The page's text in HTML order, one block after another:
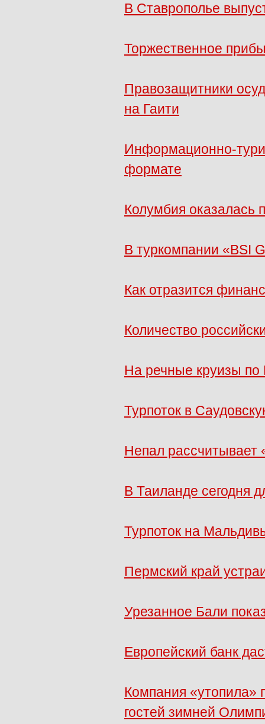
В Ставрополье
Торжественное
Правозащитники
на Гаити
Информационно-
формате
Колумбия оказалась
В туркомпании «BSI
Как отразится
Количество
На речные круизы по
Турпоток в
Непал рассчитывает
В Таиланде сегодня
Турпоток на
Пермский край
Урезанное Бали
Европейский банк
Компания «утопила»
гостей зимней